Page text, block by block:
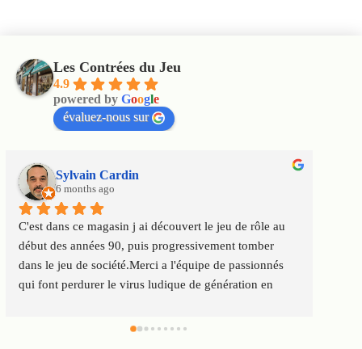
Les Contrées du Jeu
4.9
powered by Google
évaluez-nous sur
Sylvain Cardin
6 months ago
C'est dans ce magasin j ai découvert le jeu de rôle au
début des années 90, puis progressivement tomber
dans le jeu de société.Merci a l'équipe de passionnés
qui font perdurer le virus ludique de génération en